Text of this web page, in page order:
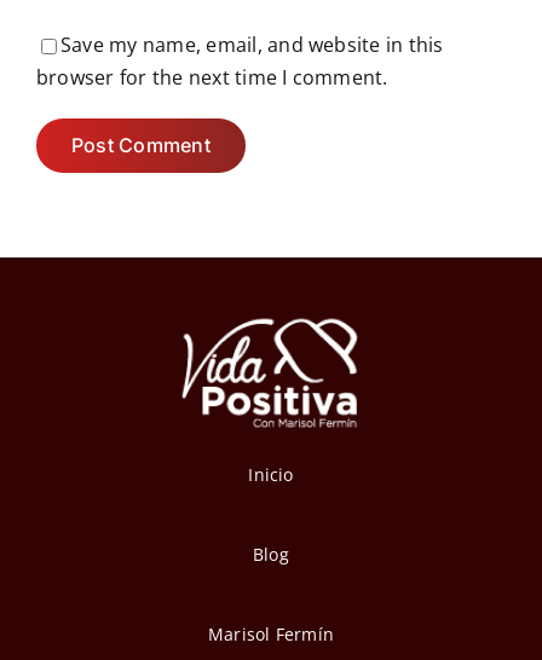
Save my name, email, and website in this
browser for the next time I comment.
Inicio
Blog
Marisol Fermín